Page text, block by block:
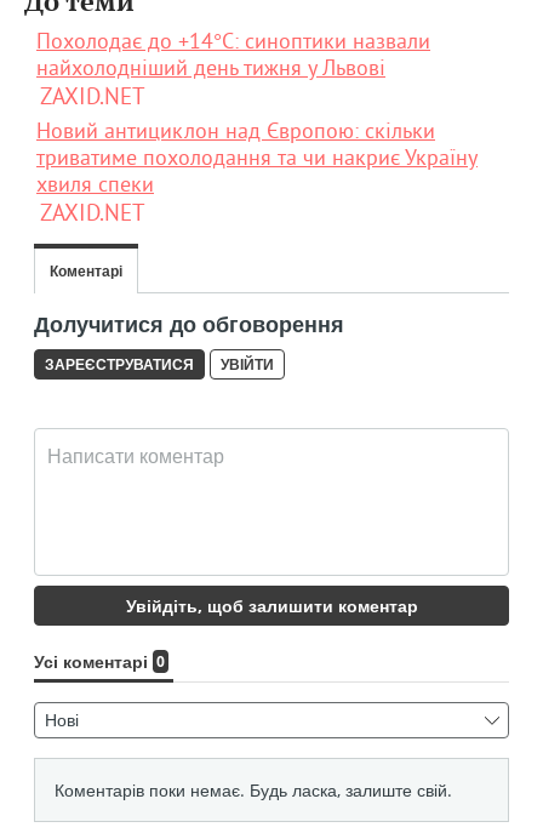
Похолодає до +14°С: синоптики назвали
найхолодніший день тижня у Львові
ZAXID.NET
Новий антициклон над Європою: скільки
триватиме похолодання та чи накриє Україну
хвиля спеки
ZAXID.NET